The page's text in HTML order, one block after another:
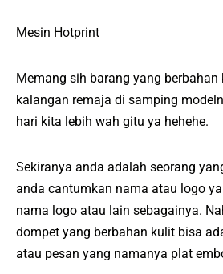
Mesin Hotprint
Memang sih barang yang
kalangan remaja di samping
hari kita lebih wah gitu ya hehehe.
Sekiranya anda adalah seorang
anda cantumkan nama atau logo
nama logo atau lain sebagainya.
dompet yang berbahan kulit bisa
atau pesan yang namanya plat